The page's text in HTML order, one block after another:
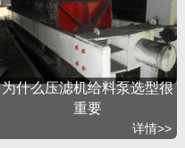
为什么压滤机给料泵选型很
重要
详情>>